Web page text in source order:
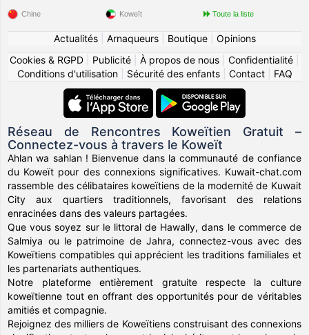
Chine Koweït Toute la liste
Actualités| Arnaqueurs| Boutique| Opinions
Cookies & RGPD
Publicité À propos de nous Confidentialité
Conditions d'utilisation| Sécurité des enfants| Contact| FAQ
Réseau de Rencontres Koweïtien Gratuit –
Connectez-vous à travers le Koweït
Ahlan wa sahlan ! Bienvenue dans la communauté de confiance
du Koweït pour des connexions significatives. Kuwait-chat.com
rassemble des célibataires koweïtiens de la modernité de Kuwait
City aux quartiers traditionnels, favorisant des relations
enracinées dans des valeurs partagées.
Que vous soyez sur le littoral de Hawally, dans le commerce de
Salmiya ou le patrimoine de Jahra, connectez-vous avec des
Koweïtiens compatibles qui apprécient les traditions familiales et
les partenariats authentiques.
Notre plateforme entièrement gratuite respecte la culture
koweïtienne tout en offrant des opportunités pour de véritables
amitiés et compagnie.
Rejoignez des milliers de Koweïtiens construisant des connexions